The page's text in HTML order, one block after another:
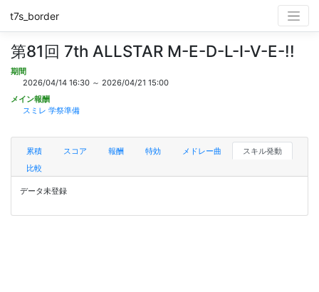
t7s_border
第81回 7th ALLSTAR M-E-D-L-I-V-E-!!
期間
2026/04/14 16:30 ～ 2026/04/21 15:00
メイン報酬
スミレ 学祭準備
累積 スコア 報酬 特効 メドレー曲
スキル発動
比較
データ未登録